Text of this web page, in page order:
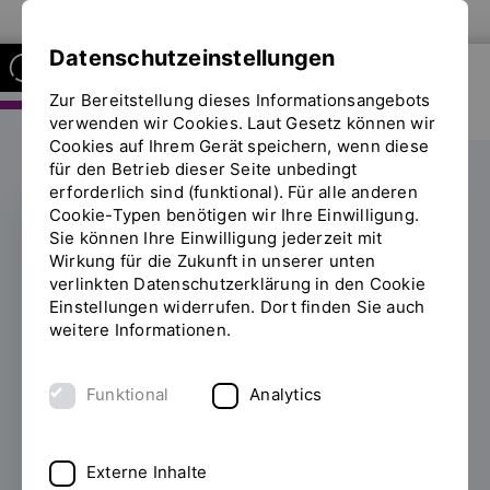
FAKULTÄT ELEKTRO- UND
INFORMATIONSTECHNIK
NATIONALES BERATERGREMIUM
Prof. Sterner im
Nationalen
Wasserstoffrat
Forschungsprofessor für Energiespeicher
Datenschutzeinstellungen
Zur Bereitstellung dieses Informationsangebots
verwenden wir Cookies. Laut Gesetz können wir
Cookies auf Ihrem Gerät speichern, wenn diese
für den Betrieb dieser Seite unbedingt
erforderlich sind (funktional). Für alle anderen
Cookie-Typen benötigen wir Ihre Einwilligung.
Sie können Ihre Einwilligung jederzeit mit
Wirkung für die Zukunft in unserer unten
verlinkten Datenschutzerklärung in den Cookie
Einstellungen widerrufen. Dort finden Sie auch
weitere Informationen.
Funktional Analytics
Externe Inhalte